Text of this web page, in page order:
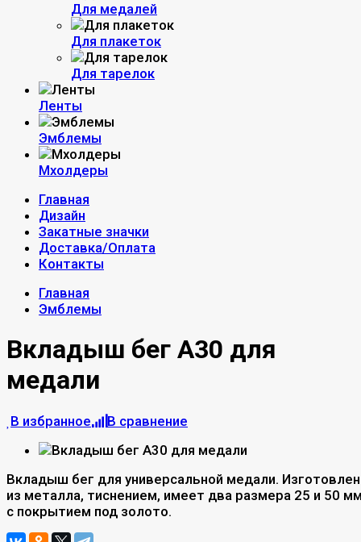
Для медалей
Для плакеток
Для тарелок
Ленты
Эмблемы
Мхолдеры
Главная
Дизайн
Закатные значки
Доставка/Оплата
Контакты
Главная
Эмблемы
Вкладыш бег A30 для
медали
В избранное В сравнение
Вкладыш бег для универсальной медали. Изготовлен
из металла, тиснением, имеет два размера 25 и 50
с покрытием под золото.